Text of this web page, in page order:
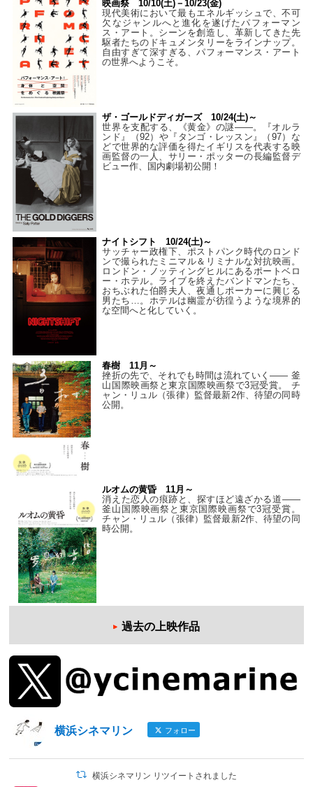
映画祭 10/10(土)－10/23(金)
現代美術において最もエネルギッシュで、不可
欠なジャンルへと進化を遂げたパフォーマン
ス・アート。シーンを創造し、革新してきた先
駆者たちのドキュメンタリーをラインナップ。
自由すぎて深すぎる、パフォーマンス・アート
の世界へようこそ。
ザ・ゴールドディガーズ 10/24(土)～
世界を支配する、《黄金》の謎――。『オルラ
ンド』（92）や『タンゴ・レッスン』（97）な
どで世界的な評価を得たイギリスを代表する映
画監督の一人、サリー・ポッターの長編監督デ
ビュー作、国内劇場初公開！
ナイトシフト 10/24(土)～
サッチャー政権下、ポストパンク時代のロンド
ンで撮られたミニマル＆リミナルな対抗映画。
ロンドン・ノッティングヒルにあるポートベロ
ー・ホテル。ライブを終えたバンドマンたち、
おちぶれた伯爵夫人、夜通しポーカーに興じる
男たち…。ホテルは幽霊が彷徨うような境界的
な空間へと化していく。
春樹 11月～
挫折の先で、それでも時間は流れていく—— 釜
山国際映画祭と東京国際映画祭で3冠受賞。 チ
ャン・リュル（張律）監督最新2作、待望の同時
公開。
ルオムの黄昏 11月～
消えた恋人の痕跡と、探すほど遠ざかる道——
釜山国際映画祭と東京国際映画祭で3冠受賞。
チャン・リュル（張律）監督最新2作、待望の同
時公開。
過去の上映作品
横浜シネマリン フォロー
横浜シネマリン リツイートされました